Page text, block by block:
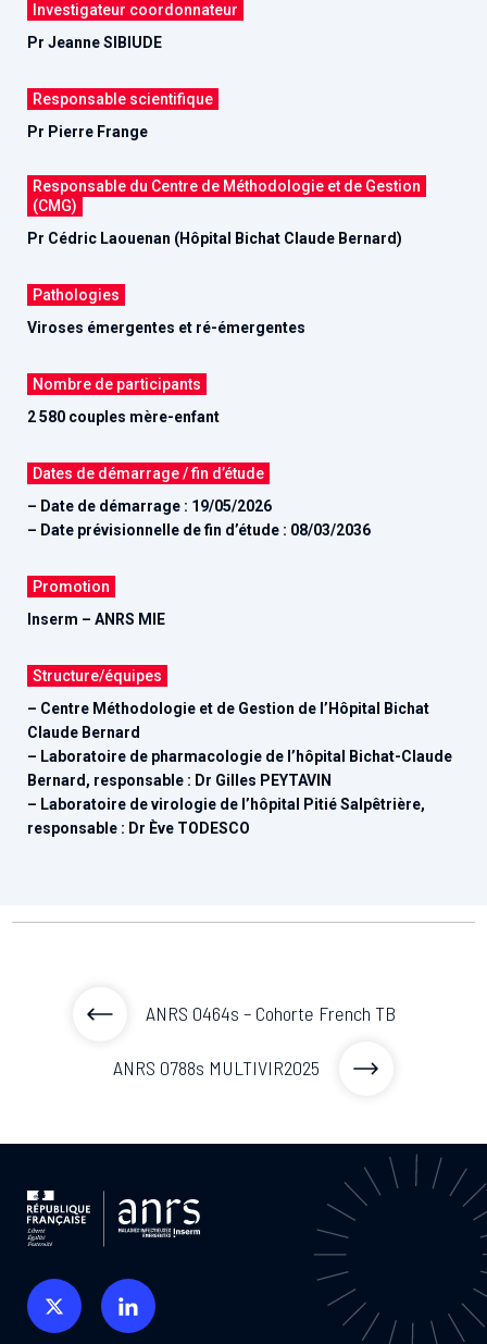
Investigateur coordonnateur
Pr Jeanne SIBIUDE
Responsable scientifique
Pr Pierre Frange
Responsable du Centre de Méthodologie et de Gestion
(CMG)
Pr Cédric Laouenan (Hôpital Bichat Claude Bernard)
Pathologies
Viroses émergentes et ré-émergentes
Nombre de participants
2 580 couples mère-enfant
Dates de démarrage / fin d’étude
– Date de démarrage : 19/05/2026
– Date prévisionnelle de fin d’étude : 08/03/2036
Promotion
Inserm – ANRS MIE
Structure/équipes
– Centre Méthodologie et de Gestion de l’Hôpital Bichat
Claude Bernard
– Laboratoire de pharmacologie de l’hôpital Bichat-Claude
Bernard, responsable : Dr Gilles PEYTAVIN
– Laboratoire de virologie de l’hôpital Pitié Salpêtrière,
responsable : Dr Ève TODESCO
ANRS 0464s – Cohorte French TB
ANRS 0788s MULTIVIR2025